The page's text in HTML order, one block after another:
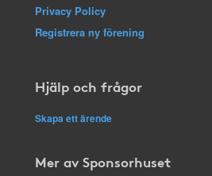
Privacy Policy
Registrera ny förening
Hjälp och frågor
Skapa ett ärende
Mer av Sponsorhuset